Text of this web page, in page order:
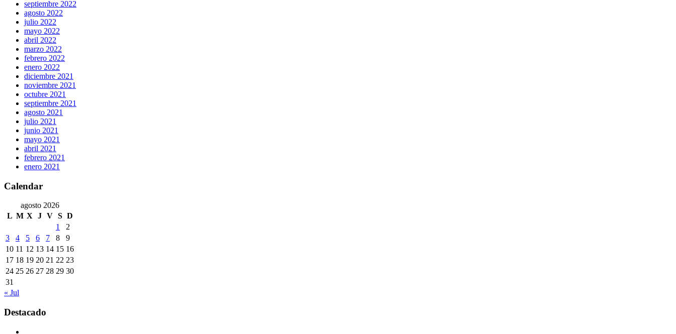
septiembre 2022
agosto 2022
julio 2022
mayo 2022
abril 2022
marzo 2022
febrero 2022
enero 2022
diciembre 2021
noviembre 2021
octubre 2021
septiembre 2021
agosto 2021
julio 2021
junio 2021
mayo 2021
abril 2021
febrero 2021
enero 2021
Calendar
agosto 2026
L M X J V S D
1
2
3
4 5 6 7 8
9
10 11 12 13 14 15 16
17 18 19 20 21 22 23
24 25 26 27 28 29 30
31
« Jul
Destacado